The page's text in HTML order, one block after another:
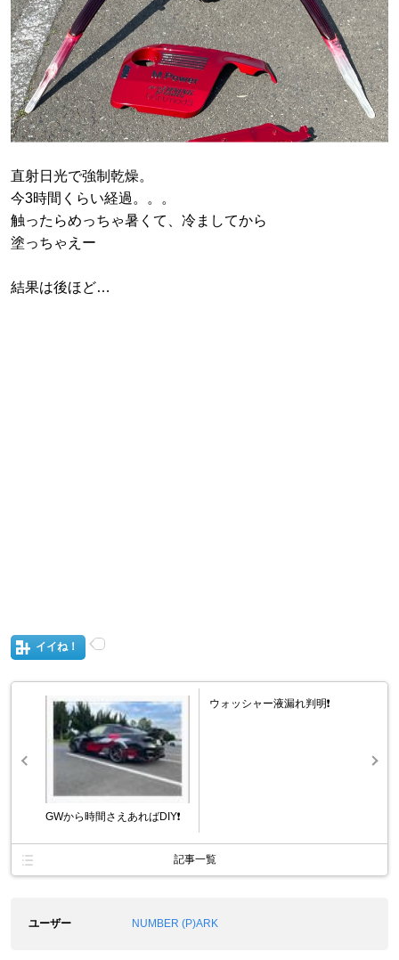
直射日光で強制乾燥。
今3時間くらい経過。。。
触ったらめっちゃ暑くて、冷ましてから
塗っちゃえー
結果は後ほど…
イイね！
GWから時間さえあればDIY❗️
ウォッシャー液漏れ判明❗️
記事一覧
ユーザー NUMBER (P)ARK